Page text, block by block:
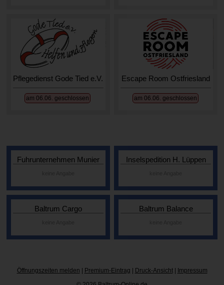
Pflegedienst Gode Tied e.V.
am 06.06. geschlossen
Escape Room Ostfriesland
am 06.06. geschlossen
Fuhrunternehmen Munier Inselspedition H. Lüppen
Baltrum Cargo Baltrum Balance
Öffnungszeiten melden | Premium-Eintrag | Druck-Ansicht| Impressum